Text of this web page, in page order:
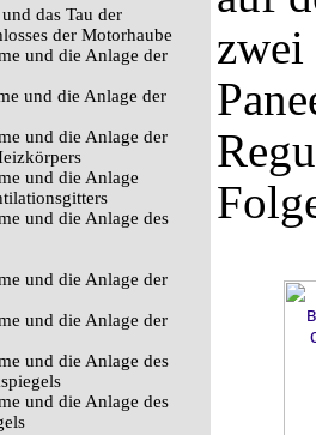
das Tau der
der Motorhaube
und die Anlage der
und die Anlage der
und die Anlage der
und die Anlage
und die Anlage des
und die Anlage der
und die Anlage der
und die Anlage des
und die Anlage des
zwei